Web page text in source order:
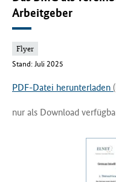
Arbeitgeber
Flyer
Stand: Juli 2025
PDF-Datei herunterladen
nur als Download